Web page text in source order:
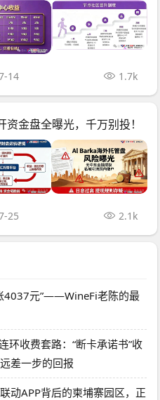
14 1.7k
金盘全曝光，千万别投！
25 2.1k
4037元”——WineFi老陈的最
环收费套路：“断卡承诺书”收
差一步的回报
动APP背后的柬埔寨园区，正